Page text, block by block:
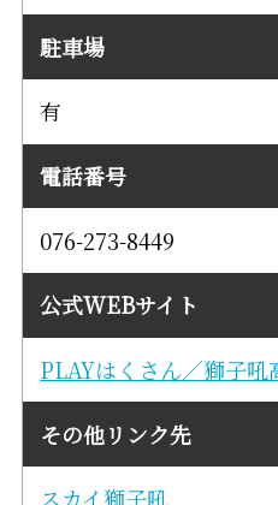
駐車場
有
電話番号
076-273-8449
公式WEBサイト
PLAYはくさん／獅子吼
その他リンク先
スカイ獅子吼